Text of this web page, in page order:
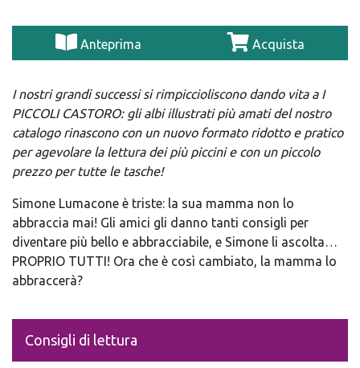
Anteprima Acquista
I nostri grandi successi si rimpiccioliscono dando vita a I
PICCOLI CASTORO: gli albi illustrati più amati del nostro
catalogo rinascono con un nuovo formato ridotto e pratico
per agevolare la lettura dei più piccini e con un piccolo
prezzo per tutte le tasche!
Simone Lumacone è triste: la sua mamma non lo
abbraccia mai! Gli amici gli danno tanti consigli per
diventare più bello e abbracciabile, e Simone li ascolta…
PROPRIO TUTTI! Ora che è così cambiato, la mamma lo
abbraccerà?
Consigli di lettura